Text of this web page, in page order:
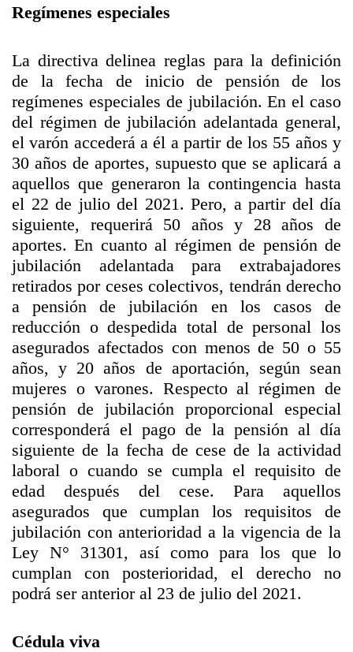
Regímenes especiales
La directiva delinea reglas para la definición
de la fecha de inicio de pensión de los
regímenes especiales de jubilación. En el caso
del régimen de jubilación adelantada general,
el varón accederá a él a partir de los 55 años y
30 años de aportes, supuesto que se aplicará a
aquellos que generaron la contingencia hasta
el 22 de julio del 2021. Pero, a partir del día
siguiente, requerirá 50 años y 28 años de
aportes. En cuanto al régimen de pensión de
jubilación adelantada para extrabajadores
retirados por ceses colectivos, tendrán derecho
a pensión de jubilación en los casos de
reducción o despedida total de personal los
asegurados afectados con menos de 50 o 55
años, y 20 años de aportación, según sean
mujeres o varones. Respecto al régimen de
pensión de jubilación proporcional especial
corresponderá el pago de la pensión al día
siguiente de la fecha de cese de la actividad
laboral o cuando se cumpla el requisito de
edad después del cese. Para aquellos
asegurados que cumplan los requisitos de
jubilación con anterioridad a la vigencia de la
Ley N° 31301, así como para los que lo
cumplan con posterioridad, el derecho no
podrá ser anterior al 23 de julio del 2021.
Cédula viva